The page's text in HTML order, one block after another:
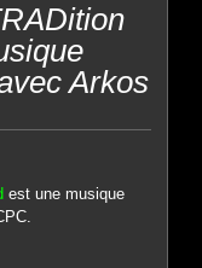
Arkos
est une musique